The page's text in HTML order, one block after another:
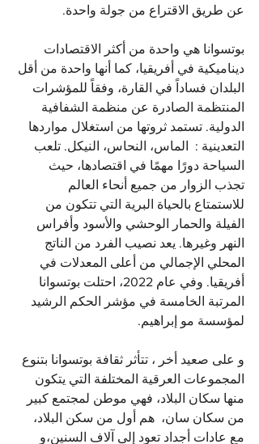
عن طريق الاقتراع من جولة واحدة.
بوتسوانا هي واحدة من أكثر الاقتصادات
ديناميكية في أفريقيا، كما أنها واحدة من أقل
البلدان فساداً في القارة، وفقاً للمؤشرات
المنتظمة الصادرة عن منظمة الشفافية
الدولية. تستمد ثروتها من استغلال مواردها
التعدينية :  الماس، النحاس، النيكل. تلعب
السياحة دورًا مهمًا في اقتصادها، حيث
تجذب الزوار من جميع أنحاء العالم
للاستمتاع بالحياة البرية التي تتكون من
الفيلة والحمار الوحشي والأسود وأفراس
النهر وغيرها. يعد نصيب الفرد من الناتج
المحلي الإجمالي من أعلى المعدلات في
أفريقيا. وفي عام 2022، احتلت بوتسوانا
المرتبة الخامسة في مؤشر الحكم الرشيد
لمؤسسة مو إبراهيم.
و على صعيد أخر ، تتأثر ثقافة بوتسوانا بتنوع
المجموعات العرقية المختلفة التي يتكون
منها سكان البلاد، فهي موطن لمجتمع كبير
من سكان سان،  هم أول من سكن البلاد،
مع عادات أجداد تعود إلى آلاف السنين،و